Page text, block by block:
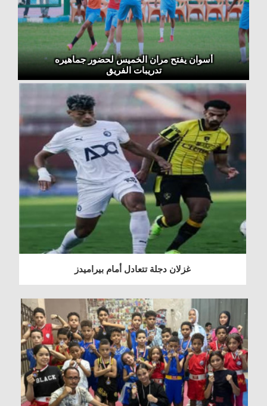
أسوان يفتح مران الخميس لحضور جماهيره
تدريبات الفريق
غزلان دجلة تتعادل أمام بيراميدز